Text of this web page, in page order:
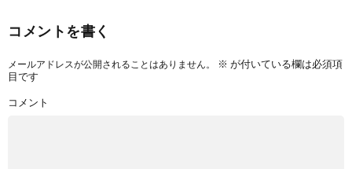
コメントを書く
メールアドレスが公開されることはありません。 ※ が付いている欄は必須項
目です
コメント